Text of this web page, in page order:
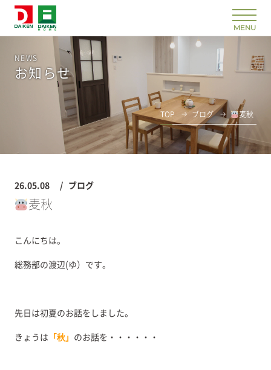
NEWS
お知らせ
TOP ブログ 麦秋
26.05.08 ブログ
麦秋
こんにちは。
総務部の渡辺(ゆ）です。
先日は初夏のお話をしました。
きょうは 「秋」 のお話を・・・・・・